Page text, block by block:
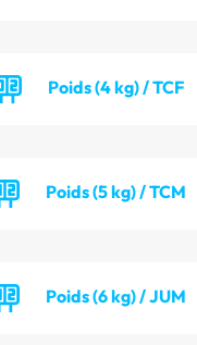
Poids (4 kg) / TCF
Poids (5 kg) / TCM
Poids (6 kg) / JUM